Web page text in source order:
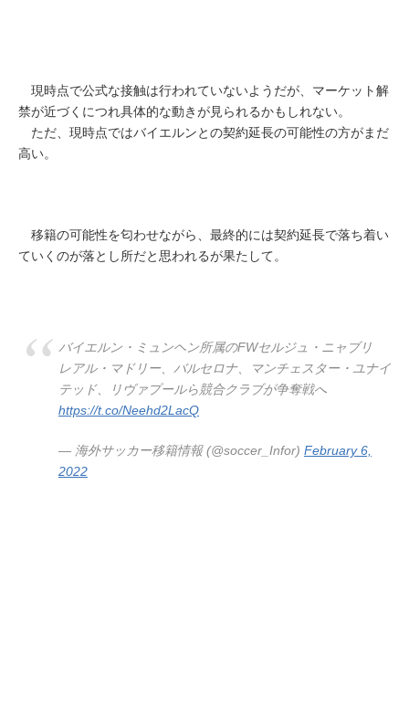
現時点で公式な接触は行われていないようだが、マーケット解
禁が近づくにつれ具体的な動きが見られるかもしれない。
ただ、現時点ではバイエルンとの契約延長の可能性の方がまだ
高い。
移籍の可能性を匂わせながら、最終的には契約延長で落ち着い
ていくのが落とし所だと思われるが果たして。
バイエルン・ミュンヘン所属のFWセルジュ・ニャブリ
レアル・マドリー、バルセロナ、マンチェスター・ユナイ
テッド、リヴァプールら競合クラブが争奪戦へ
https://t.co/Neehd2LacQ
— 海外サッカー移籍情報 (@soccer_Infor) February 6,
2022